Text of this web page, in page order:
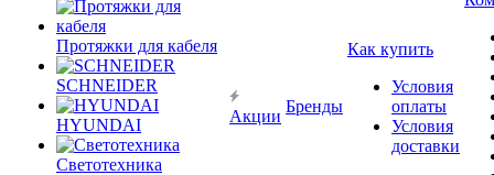
Протяжки для кабеля
SCHNEIDER
HYUNDAI
Светотехника
Акции
Бренды
Как купить
Условия
оплаты
Условия
доставки